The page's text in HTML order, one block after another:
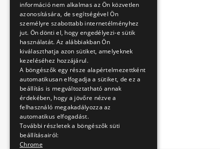
információ nem alkalmas az Ön közvetlen
azonosítására, de segítségével Ön
személyre szabottabb internetélményhez
jut. Ön dönti el, hogy engedélyezi-e sütik
használatát. Az alábbiakban Ön
kiválaszthatja azon sütiket, amelyeknek
kezeléséhez hozzájárul.
A böngészők egy része alapértelmezettként
automatikusan elfogadja a sütiket, de ez a
beállítás is megváltoztatható annak
érdekében, hogy a jövőre nézve a
felhasználó megakadályozza az
automatikus elfogadást.
További részletek a böngészők süti
beállításairól:
Chrome